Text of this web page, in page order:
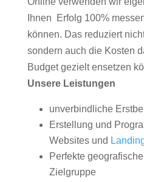
Ihnen Erfolg 100%
können. Das reduziert
sondern auch die Kosten
Budget gezielt ensetzen
Unsere Leistungen
unverbindliche
Erstellung und
Websites und
Perfekte
Zielgruppe